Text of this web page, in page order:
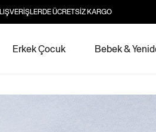
ÜCRETSİZ KARGO
Erkek Çocuk Bebek &